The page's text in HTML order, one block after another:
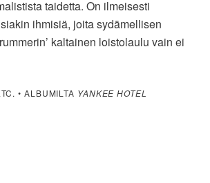
taidetta. On ilmeisesti
ihmisiä, joita sydämellisen
kaltainen loistolaulu vain ei
• ALBUMILTA YANKEE HOTEL